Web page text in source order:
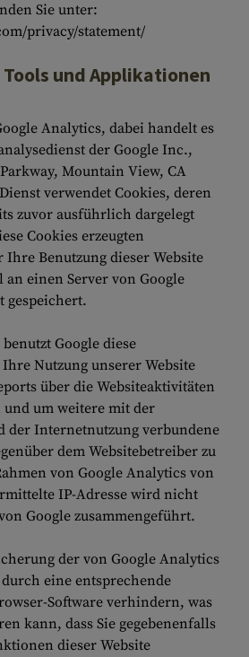
Sie unter:
privacy/statement/
und Applikationen
Analytics, dabei handelt es
der Google Inc.,
Mountain View, CA
verwendet Cookies, deren
zuvor ausführlich dargelegt
Cookies erzeugten
Benutzung dieser Website
an einen Server von Google
gespeichert.
Google diese
Nutzung unserer Website
über die Websiteaktivitäten
und um weitere mit der
der Internetnutzung verbundene
dem Websitebetreiber zu
von Google Analytics von
IP-Adresse wird nicht
Google zusammengeführt.
der von Google Analytics
eine entsprechende
Software verhindern, was
kann, dass Sie gegebenenfalls
dieser Website